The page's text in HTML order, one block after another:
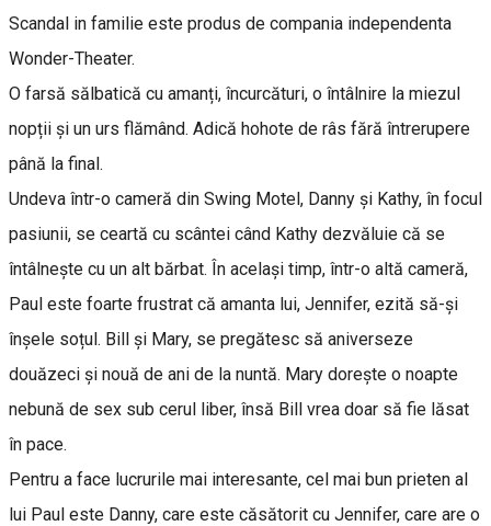
Scandal in familie este produs de compania independenta
Wonder-Theater.
O farsă sălbatică cu amanți, încurcături, o întâlnire la miezul
nopții și un urs flămând. Adică hohote de râs fără întrerupere
până la final.
Undeva într-o cameră din Swing Motel, Danny și Kathy, în focul
pasiunii, se ceartă cu scântei când Kathy dezvăluie că se
întâlnește cu un alt bărbat. În același timp, într-o altă cameră,
Paul este foarte frustrat că amanta lui, Jennifer, ezită să-și
înșele soțul. Bill și Mary, se pregătesc să aniverseze
douăzeci și nouă de ani de la nuntă. Mary dorește o noapte
nebună de sex sub cerul liber, însă Bill vrea doar să fie lăsat
în pace.
Pentru a face lucrurile mai interesante, cel mai bun prieten al
lui Paul este Danny, care este căsătorit cu Jennifer, care are o